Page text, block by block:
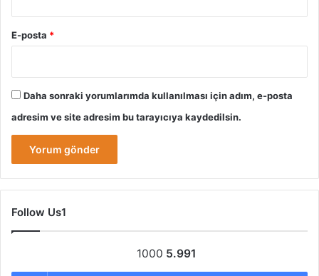
E-posta *
Daha sonraki yorumlarımda kullanılması için adım, e-posta
adresim ve site adresim bu tarayıcıya kaydedilsin.
Follow Us1
1000 5.991